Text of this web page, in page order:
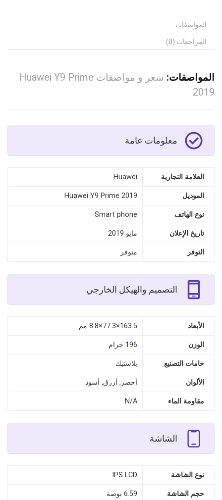
المواصفات
المراجعات (0)
المواصفات:
سعر و مواصفات Huawei Y9 Prime
2019
معلومات عامة
العلامة التجارية Huawei
الموديل Huawei Y9 Prime 2019
نوع الهاتف Smart phone
تاريخ الإعلان مايو 2019
التوفر متوفر
التصميم والهيكل الخارجي
الأبعاد 163.5×77.3×8.8 مم
الوزن 196 جرام
خامات التصنيع بلاستيك
الألوان أخضر, أزرق, أسود
مقاومة الماء N/A
الشاشة
نوع الشاشة IPS LCD
حجم الشاشة 6.59 بوصة